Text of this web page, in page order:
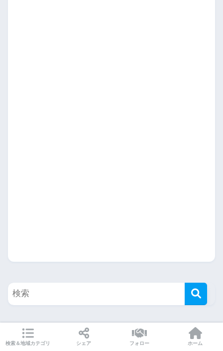
地域カテゴリー
検索＆地域カテゴリ シェア フォロー ホーム